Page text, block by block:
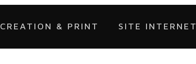
CREATION & PRINT SITE INTERNET